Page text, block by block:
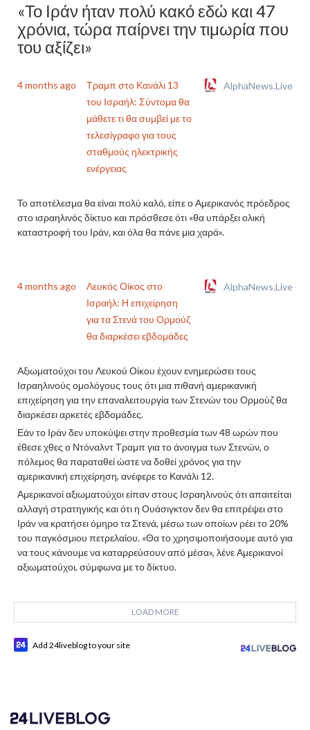
«Το Ιράν ήταν πολύ κακό εδώ και 47
χρόνια, τώρα παίρνει την τιμωρία που
του αξίζει»
4 months ago
Τραμπ στο Κανάλι 13
του Ισραήλ: Σύντομα θα
μάθετε τι θα συμβεί με το
τελεσίγραφο για τους
σταθμούς ηλεκτρικής
ενέργειας
AlphaNews.Live
Το αποτέλεσμα θα είναι πολύ καλό, είπε ο Αμερικανός πρόεδρος
στο ισραηλινός δίκτυο και πρόσθεσε ότι «θα υπάρξει ολική
καταστροφή του Ιράν, και όλα θα πάνε μια χαρά».
4 months ago
Λευκός Οίκος στο
Ισραήλ: Η επιχείρηση
για τα Στενά του Ορμούζ
θα διαρκέσει εβδομάδες
AlphaNews.Live
Αξιωματούχοι του Λευκού Οίκου έχουν ενημερώσει τους
Ισραηλινούς ομολόγους τους ότι μια πιθανή αμερικανική
επιχείρηση για την επαναλειτουργία των Στενών του Ορμούζ θα
διαρκέσει αρκετές εβδομάδες.
Εάν το Ιράν δεν υποκύψει στην προθεσμία των 48 ωρών που
έθεσε χθες ο Ντόναλντ Τραμπ για το άνοιγμα των Στενών, ο
πόλεμος θα παραταθεί ώστε να δοθεί χρόνος για την
αμερικανική επιχείρηση, ανέφερε το Κανάλι 12.
Αμερικανοί αξιωματούχοι είπαν στους Ισραηλινούς ότι απαιτείται
αλλαγή στρατηγικής και ότι η Ουάσιγκτον δεν θα επιτρέψει στο
Ιράν να κρατήσει όμηρο τα Στενά, μέσω των οποίων ρέει το 20%
του παγκόσμιου πετρελαίου. «Θα το χρησιμοποιήσουμε αυτό για
να τους κάνουμε να καταρρεύσουν από μέσα», λένε Αμερικανοί
αξιωματούχοι, σύμφωνα με το δίκτυο.
LOAD MORE
Add 24liveblog to your site